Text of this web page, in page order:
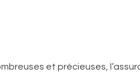
et précieuses,